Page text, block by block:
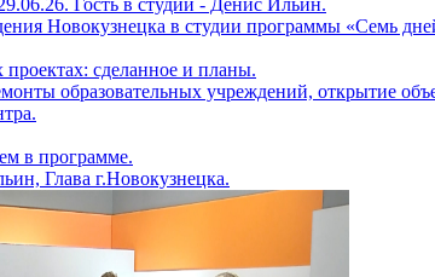
Гость в студии - Денис Ильин.
Новокузнецка в студии программы «Семь
сделанное и планы.
образовательных учреждений, открытие
в программе.
Глава г.Новокузнецка.